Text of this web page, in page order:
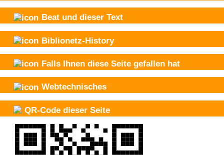
Beat und dieser Text
Biblionetz-History
Falls Ihnen diese Seite gefallen hat
Webtechnisches
QR-Code dieser Seite